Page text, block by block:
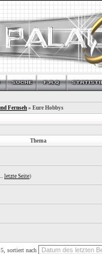
Fernseh» Eure Hobbys
Thema
... letzte Seite)
sortiert nach